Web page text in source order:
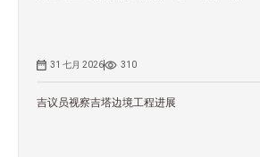
31 七月 2026 310
吉议员视察吉塔边境工程进展